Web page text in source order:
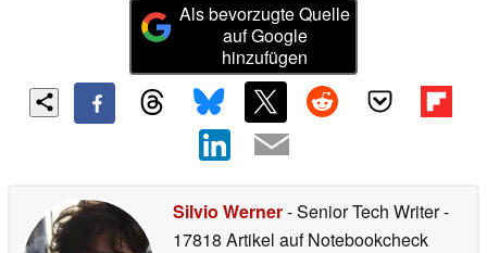
Als bevorzugte Quelle
auf Google
hinzufügen
Silvio Werner- Senior Tech Writer-
17818 Artikel auf Notebookcheck